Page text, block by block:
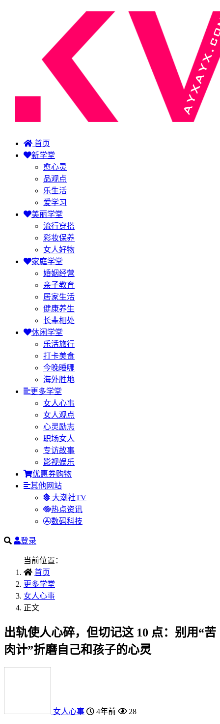
首页
新学堂
愈心灵
品观点
乐生活
爱学习
美丽学堂
流行穿搭
彩妆保养
女人好物
家庭学堂
婚姻经营
亲子教育
居家生活
健康养生
长辈相处
休闲学堂
乐活旅行
打卡美食
今晚睡哪
海外胜地
更多学堂
女人心事
女人观点
心灵励志
职场女人
专访故事
影视娱乐
优惠券购物
其他网站
大潮社TV
热点资讯
数码科技
登录
当前位置：
首页
更多学堂
女人心事
正文
出轨使人心碎，但切记这 10 点：别用“苦
肉计”折磨自己和孩子的心灵
女人心事 4年前 28